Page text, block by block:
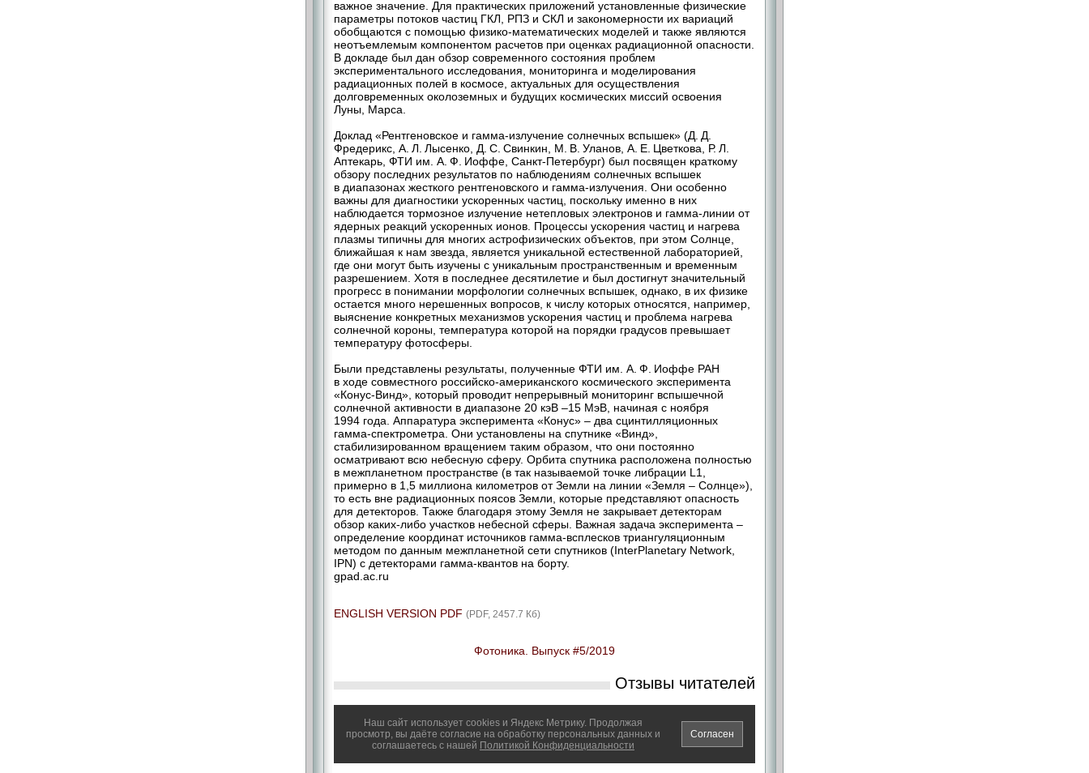
Наш сайт использует cookies и Яндекс Метрику. Продолжая
просмотр, вы даёте согласие на обработку персональных данных и
соглашаетесь с нашей Политикой Конфиденциальности
Согласен
важное значение. Для практических приложений установленные физические
параметры потоков частиц ГКЛ, РПЗ и СКЛ и закономерности их вариаций
обобщаются с помощью физико-­математических моделей и также являются
неотъемлемым компонентом расчетов при оценках радиационной опасности.
В докладе был дан обзор современного состояния проблем
экспериментального исследования, мониторинга и моделирования
радиационных полей в космосе, актуальных для осуществления
долговременных околоземных и будущих космических миссий освоения
Луны, Марса.
Доклад «Рентгеновское и гамма-­излучение солнечных вспышек» (Д. Д.
Фредерикс, А. Л. Лысенко, Д. С. Свинкин, М. В. Уланов, А. Е. Цветкова, Р. Л.
Аптекарь, ФТИ им. А. Ф. Иоффе, Санкт-­Петербург) был посвящен краткому
обзору последних результатов по наблюдениям солнечных вспышек
в диапазонах жесткого рентгеновского и гамма-­излучения. Они особенно
важны для диагностики ускоренных частиц, поскольку именно в них
наблюдается тормозное излучение нетепловых электронов и гамма-­линии от
ядерных реакций ускоренных ионов. Процессы ускорения частиц и нагрева
плазмы типичны для многих астрофизических объектов, при этом Солнце,
ближайшая к нам звезда, является уникальной естественной лабораторией,
где они могут быть изучены с уникальным пространственным и временным
разрешением. Хотя в последнее десятилетие и был достигнут значительный
прогресс в понимании морфологии солнечных вспышек, однако, в их физике
остается много нерешенных вопросов, к числу которых относятся, например,
выяснение конкретных механизмов ускорения частиц и проблема нагрева
солнечной короны, температура которой на порядки градусов превышает
температуру фотосферы.
Были представлены результаты, полученные ФТИ им. А. Ф. Иоффе РАН
в ходе совместного российско-­американского космического эксперимента
«Конус-­Винд», который проводит непрерывный мониторинг вспышечной
солнечной активности в диапазоне 20 кэВ –15 МэВ, начиная с ноября
1994 года. Аппаратура эксперимента «Конус» – ​два сцинтилляционных
гамма-­спектрометра. Они установлены на спутнике «Винд»,
стабилизированном вращением таким образом, что они постоянно
осматривают всю небесную сферу. Орбита спутника расположена полностью
в межпланетном пространстве (в так называемой точке либрации L1,
примерно в 1,5 миллиона километров от Земли на линии «Земля – Солнце»),
то есть вне радиационных поясов Земли, которые представляют опасность
для детекторов. Также благодаря этому Земля не закрывает детекторам
обзор ­каких-либо участков небесной сферы. Важная задача эксперимента – ​
определение координат источников гамма-­всплесков триангуляционным
методом по данным межпланетной сети спутников (InterPlanetary Network,
IPN) с детекторами гамма-­квантов на борту.
gpad.ac.ru
ENGLISH VERSION PDF (PDF, 2457.7 Кб)
Фотоника. Выпуск #5/2019
Отзывы читателей
Фотоника. Выпуск #5/2019